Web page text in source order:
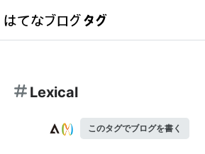
Lexical
このタグでブログを書く